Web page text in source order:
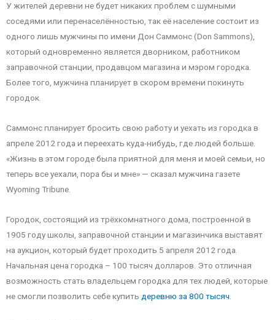
У жителей деревни не будет никаких проблем с шумными
соседями или перенаселённостью, так её население состоит из
одного лишь мужчины по имени Дон Саммонс (Don Sammons),
который одновременно является дворником, работником
заправочной станции, продавцом магазина и мэром городка.
Более того, мужчина планирует в скором времени покинуть
городок.
Саммонс планирует бросить свою работу и уехать из городка в
апреле 2012 года и переехать куда-нибудь, где людей больше.
«Жизнь в этом городе была приятной для меня и моей семьи, но
теперь все уехали, пора бы и мне» — сказал мужчина газете
Wyoming Tribune.
Городок, состоящий из трёхкомнатного дома, построенной в
1905 году школы, заправочной станции и магазинчика выставят
на аукцион, который будет проходить 5 апреля 2012 года.
Начальная цена городка – 100 тысяч долларов. Это отличная
возможность стать владельцем городка для тех людей, которые
не смогли позволить себе купить деревню за 800 тысяч